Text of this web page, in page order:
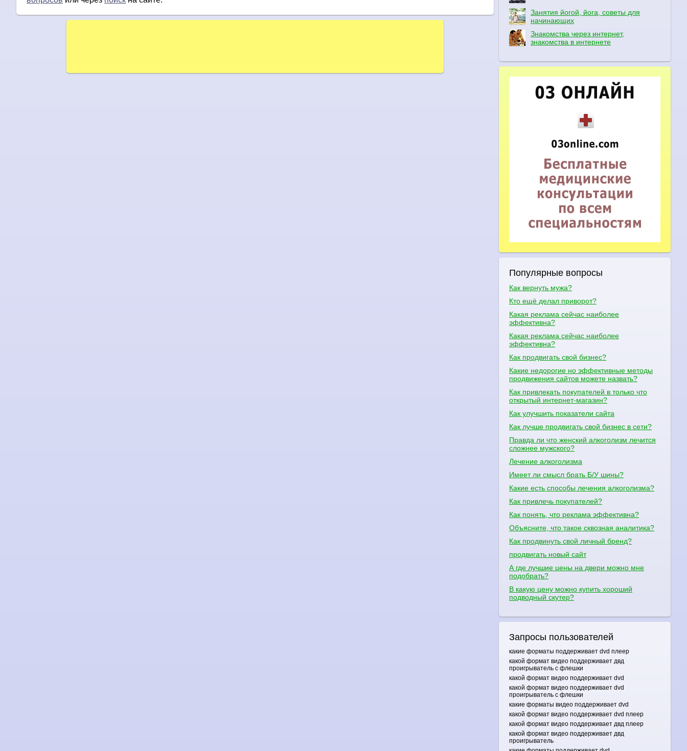
Занятия йогой, йога, советы для
начинающих
Знакомства через интернет,
знакомства в интернете
Популярные вопросы
Как вернуть мужа?
Кто ещё делал приворот?
Какая реклама сейчас наиболее
эффективна?
Какая реклама сейчас наиболее
эффективна?
Как продвигать свой бизнес?
Какие недорогие но эффективные методы
продвижения сайтов можете назвать?
Как привлекать покупателей в только что
открытый интернет-магазин?
Как улучшить показатели сайта
Как лучше продвигать свой бизнес в сети?
Правда ли что женский алкоголизм лечится
сложнее мужского?
Лечение алкоголизма
Имеет ли смысл брать Б/У шины?
Какие есть способы лечения алкоголизма?
Как привлечь покупателей?
Как понять, что реклама эффективна?
Объясните, что такое сквозная аналитика?
Как продвинуть свой личный бренд?
продвигать новый сайт
А где лучшие цены на двери можно мне
подобрать?
В какую цену можно купить хороший
подводный скутер?
Запросы пользователей
какие форматы поддерживает dvd плеер
какой формат видео поддерживает двд
проигрыватель с флешки
какой формат видео поддерживает dvd
какой формат видео поддерживает dvd
проигрыватель с флешки
какие форматы видео поддерживает dvd
какой формат видео поддерживает dvd плеер
какой формат видео поддерживает двд плеер
какой формат видео поддерживает двд
проигрыватель